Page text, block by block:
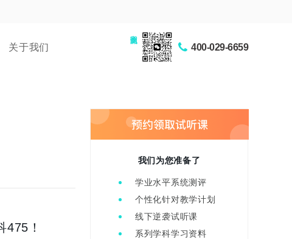
关于我们 400-029-6659
！
我们为您准备了
学业水平系统测评
个性化针对教学计划
线下逆袭试听课
系列学科学习资料